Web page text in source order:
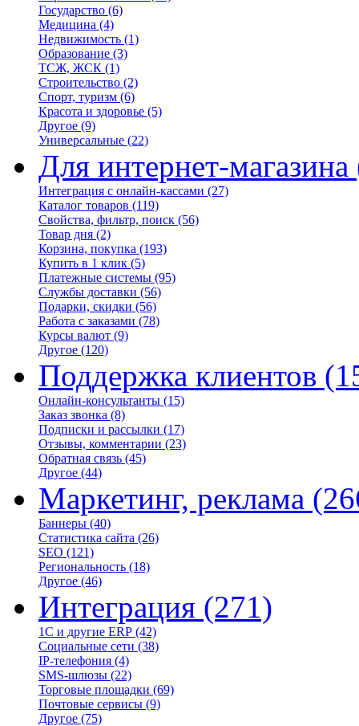
Государство (6)
Медицина (4)
Недвижимость (1)
Образование (3)
ТСЖ, ЖСК (1)
Строительство (2)
Спорт, туризм (6)
Красота и здоровье (5)
Другое (9)
Универсальные (22)
Для интернет-магазина
Интеграция с онлайн-кассами (27)
Каталог товаров (119)
Свойства, фильтр, поиск (56)
Товар дня (2)
Корзина, покупка (193)
Купить в 1 клик (5)
Платежные системы (95)
Службы доставки (56)
Подарки, скидки (56)
Работа с заказами (78)
Курсы валют (9)
Другое (120)
Поддержка клиентов
Онлайн-консультанты (15)
Заказ звонка (8)
Подписки и рассылки (17)
Отзывы, комментарии (23)
Обратная связь (45)
Другое (44)
Маркетинг, реклама
Баннеры (40)
Статистика сайта (26)
SEO (121)
Региональность (18)
Другое (46)
Интеграция (271)
1С и другие ERP (42)
Социальные сети (38)
IP-телефония (4)
SMS-шлюзы (22)
Торговые площадки (69)
Почтовые сервисы (9)
Другое (75)